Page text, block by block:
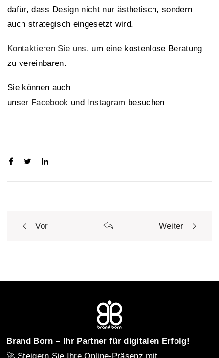
dafür, dass Design nicht nur ästhetisch, sondern
auch strategisch eingesetzt wird.
Kontaktieren Sie uns, um eine kostenlose Beratung
zu vereinbaren.
Sie können auch
unser Facebook und Instagram besuchen
t
Vor Weiter
Brand Born – Ihr Partner für digitalen Erfolg!
🚀 Steigern Sie Ihre Online-Präsenz mit